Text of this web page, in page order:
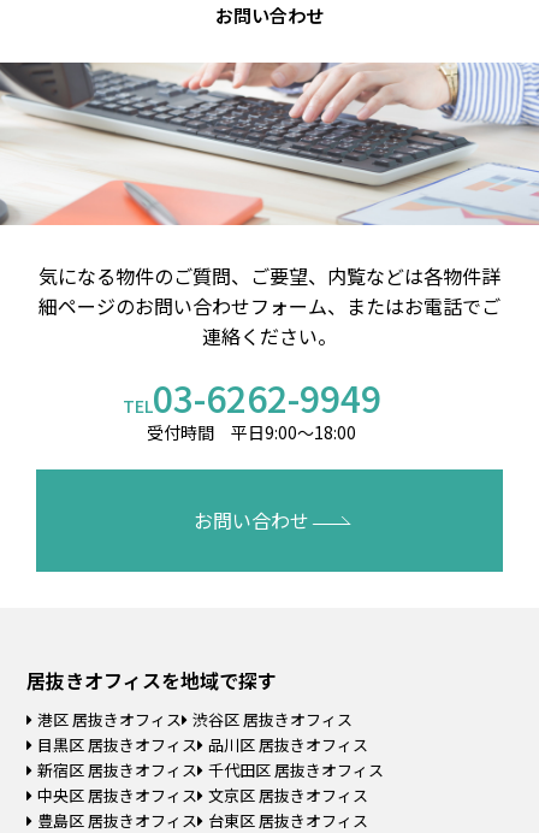
お問い合わせ
気になる物件のご質問、ご要望、内覧などは各物件詳
細ページのお問い合わせフォーム、またはお電話でご
連絡ください。
TEL03-6262-9949
受付時間 平日9:00～18:00
お問い合わせ
居抜きオフィスを地域で探す
港区 居抜きオフィス 渋谷区 居抜きオフィス
目黒区 居抜きオフィス 品川区 居抜きオフィス
新宿区 居抜きオフィス 千代田区 居抜きオフィス
中央区 居抜きオフィス 文京区 居抜きオフィス
豊島区 居抜きオフィス 台東区 居抜きオフィス